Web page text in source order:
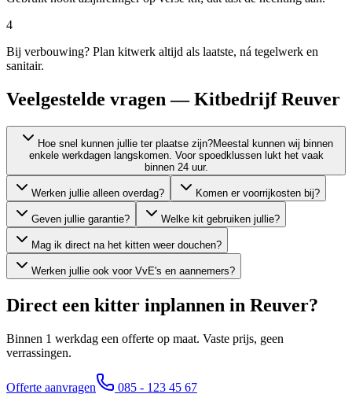
4
Bij verbouwing? Plan kitwerk altijd als laatste, ná tegelwerk en
sanitair.
Veelgestelde vragen — Kitbedrijf Reuver
Hoe snel kunnen jullie ter plaatse zijn?Meestal kunnen wij binnen
enkele werkdagen langskomen. Voor spoedklussen lukt het vaak
binnen 24 uur.
Werken jullie alleen overdag? Komen er voorrijkosten bij?
Geven jullie garantie? Welke kit gebruiken jullie?
Mag ik direct na het kitten weer douchen?
Werken jullie ook voor VvE's en aannemers?
Direct een kitter inplannen in Reuver?
Binnen 1 werkdag een offerte op maat. Vaste prijs, geen
verrassingen.
Offerte aanvragen 085 - 123 45 67